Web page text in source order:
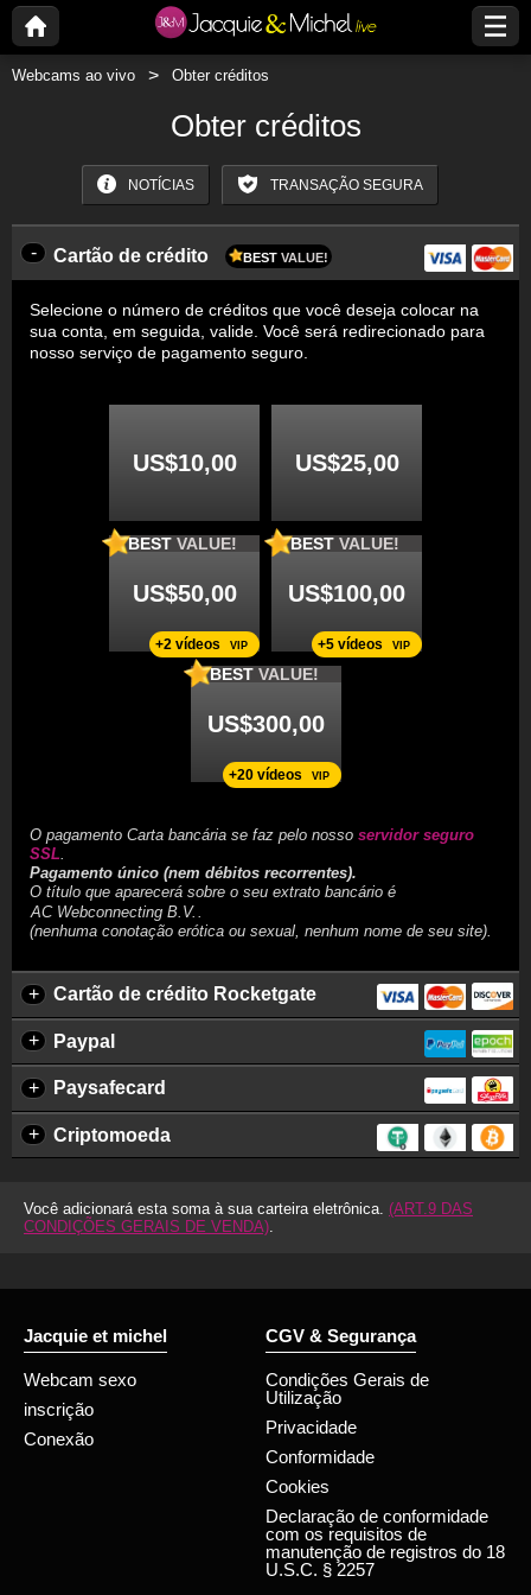
Webcams ao vivo Obter créditos
Obter créditos
NOTÍCIAS TRANSAÇÃO SEGURA
- Cartão de crédito BEST VALUE!
Selecione o número de créditos que você deseja colocar na
sua conta, em seguida, valide. Você será redirecionado para
nosso serviço de pagamento seguro.
US$10,00 US$25,00
BEST VALUE!
US$50,00
+2 vídeos VIP
BEST VALUE!
US$100,00
+5 vídeos VIP
BEST VALUE!
US$300,00
+20 vídeos VIP
O pagamento Carta bancária se faz pelo nosso servidor seguro
SSL.
Pagamento único (nem débitos recorrentes).
O título que aparecerá sobre o seu extrato bancário é
.
(nenhuma conotação erótica ou sexual, nenhum nome de seu site).
+ Cartão de crédito Rocketgate
+ Paypal
+ Paysafecard
+ Criptomoeda
Você adicionará esta soma à sua carteira eletrônica. (ART.9 DAS
CONDIÇÕES GERAIS DE VENDA).
Jacquie et michel
Webcam sexo
inscrição
Conexão
CGV & Segurança
Condições Gerais de
Utilização
Privacidade
Conformidade
Cookies
Declaração de conformidade
com os requisitos de
manutenção de registros do 18
U.S.C. § 2257